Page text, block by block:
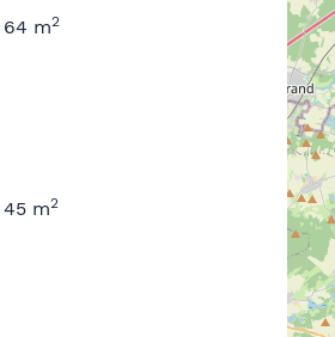
m2
m2